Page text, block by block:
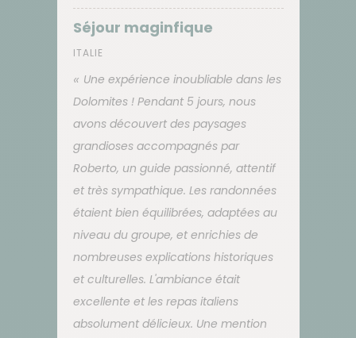
Séjour maginfique
ITALIE
Une expérience inoubliable dans les
Dolomites ! Pendant 5 jours, nous
avons découvert des paysages
grandioses accompagnés par
Roberto, un guide passionné, attentif
et très sympathique. Les randonnées
étaient bien équilibrées, adaptées au
niveau du groupe, et enrichies de
nombreuses explications historiques
et culturelles. L'ambiance était
excellente et les repas italiens
absolument délicieux. Une mention